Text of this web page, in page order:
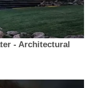
- Architectural